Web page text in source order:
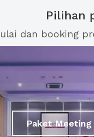
Pilihan
dan booking
Paket Meeting